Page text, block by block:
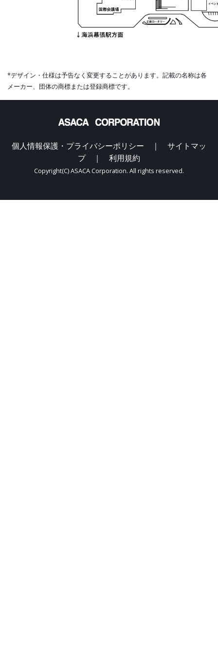
*デザイン・仕様は予告なく変更することがあります。記載の名称は各
メーカー、団体の商標または登録商標です。
個人情報保護・プライバシーポリシー ｜ サイトマッ
プ ｜ 利用規約
Copyright(C) ASACA Corporation. All rights reserved.